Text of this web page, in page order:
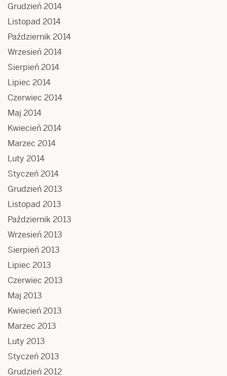
Grudzień 2014
Listopad 2014
Październik 2014
Wrzesień 2014
Sierpień 2014
Lipiec 2014
Czerwiec 2014
Maj 2014
Kwiecień 2014
Marzec 2014
Luty 2014
Styczeń 2014
Grudzień 2013
Listopad 2013
Październik 2013
Wrzesień 2013
Sierpień 2013
Lipiec 2013
Czerwiec 2013
Maj 2013
Kwiecień 2013
Marzec 2013
Luty 2013
Styczeń 2013
Grudzień 2012